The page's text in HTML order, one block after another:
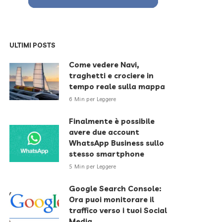
ULTIMI POSTS
Come vedere Navi,
traghetti e crociere in
tempo reale sulla mappa
6 Min per Leggere
Finalmente è possibile
avere due account
WhatsApp Business sullo
stesso smartphone
5 Min per Leggere
Google Search Console:
Ora puoi monitorare il
traffico verso i tuoi Social